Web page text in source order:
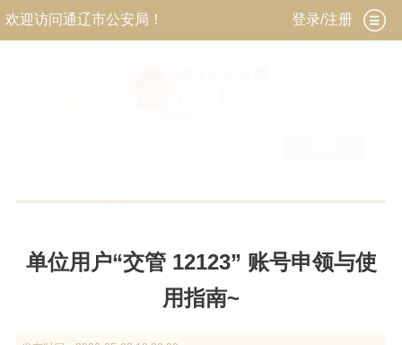
欢迎访问通辽市公安局！ 登录/注册
当前位置：首页>政务公开>政府信息公开>法
单位用户“交管 12123” 账号申领与使
用指南~